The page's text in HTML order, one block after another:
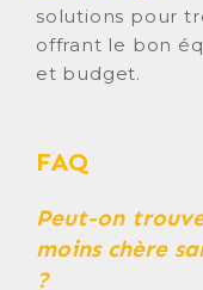
solutions pour
offrant le bon
et budget.
FAQ
Peut-on
moins chère
?